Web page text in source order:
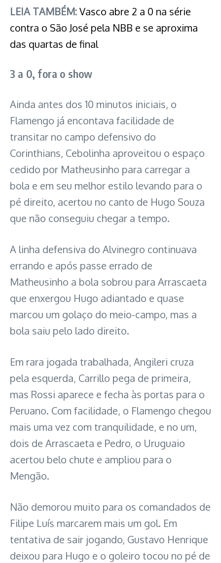
LEIA TAMBÉM:Vasco abre 2 a 0 na série
contra o São José pela NBB e se aproxima
das quartas de final
3 a 0, fora o show
Ainda antes dos 10 minutos iniciais, o
Flamengo já encontava facilidade de
transitar no campo defensivo do
Corinthians, Cebolinha aproveitou o espaço
cedido por Matheusinho para carregar a
bola e em seu melhor estilo levando para o
pé direito, acertou no canto de Hugo Souza
que não conseguiu chegar a tempo.
A linha defensiva do Alvinegro continuava
errando e após passe errado de
Matheusinho a bola sobrou para Arrascaeta
que enxergou Hugo adiantado e quase
marcou um golaço do meio-campo, mas a
bola saiu pelo lado direito.
Em rara jogada trabalhada, Angileri cruza
pela esquerda, Carrillo pega de primeira,
mas Rossi aparece e fecha às portas para o
Peruano. Com facilidade, o Flamengo chegou
mais uma vez com tranquilidade, e no um,
dois de Arrascaeta e Pedro, o Uruguaio
acertou belo chute e ampliou para o
Mengão.
Não demorou muito para os comandados de
Filipe Luís marcarem mais um gol. Em
tentativa de sair jogando, Gustavo Henrique
deixou para Hugo e o goleiro tocou no pé de